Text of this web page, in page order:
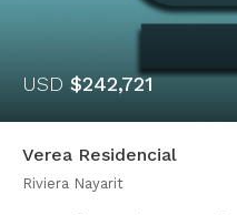
USD $242,721
Verea Residencial
Riviera Nayarit